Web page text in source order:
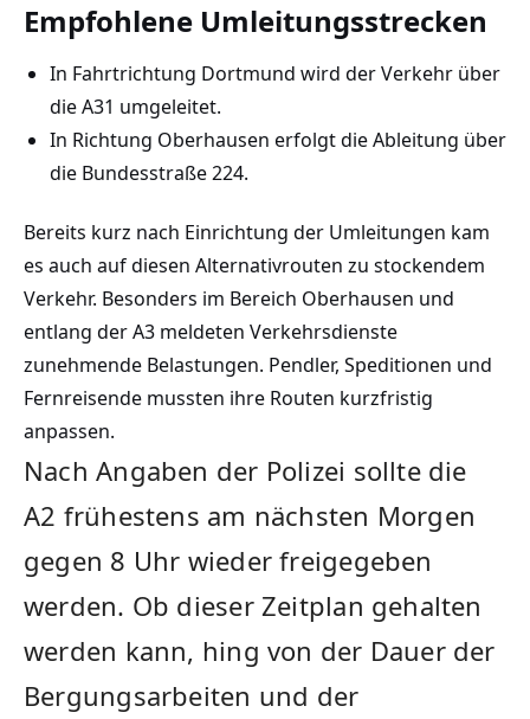
Empfohlene Umleitungsstrecken
In Fahrtrichtung Dortmund wird der Verkehr über
die A31 umgeleitet.
In Richtung Oberhausen erfolgt die Ableitung über
die Bundesstraße 224.
Bereits kurz nach Einrichtung der Umleitungen kam
es auch auf diesen Alternativrouten zu stockendem
Verkehr. Besonders im Bereich Oberhausen und
entlang der A3 meldeten Verkehrsdienste
zunehmende Belastungen. Pendler, Speditionen und
Fernreisende mussten ihre Routen kurzfristig
anpassen.
Nach Angaben der Polizei sollte die
A2 frühestens am nächsten Morgen
gegen 8 Uhr wieder freigegeben
werden. Ob dieser Zeitplan gehalten
werden kann, hing von der Dauer der
Bergungsarbeiten und der